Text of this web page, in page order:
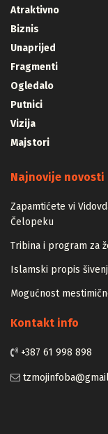
Atraktivno
Biznis
Unaprijed
Fragmenti
Ogledalo
Putnici
Vizija
Majstori
Najnovije novosti
Zapamtićete vi
Čelopeku
Tribina i program za
Islamski propis
Mogućnost
Kontakt info
+387 61 998 898